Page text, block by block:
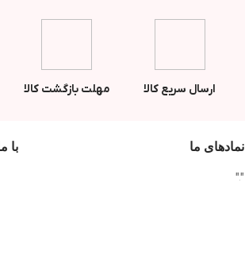
ارسال سریع کالا مهلت بازگشت کالا
نمادهای ما
"
"
با